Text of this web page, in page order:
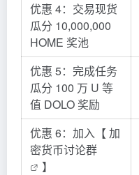
优惠 4：交易现货
瓜分 10,000,000
HOME 奖池
优惠 5：完成任务
瓜分 100 万 U 等
值 DOLO 奖励
优惠 6：加入【加
密货币讨论群
】